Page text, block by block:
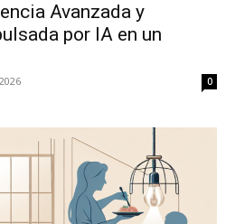
Avanzada y
por IA en un
0